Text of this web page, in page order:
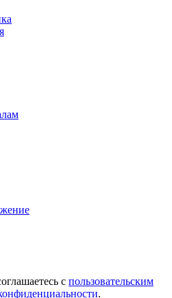
с пользовательским
.